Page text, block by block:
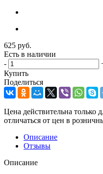
625 руб.
Есть в наличии
-
Купить
Поделиться
Цена действительна только
отличаться от цен в
Описание
Отзывы
Описание